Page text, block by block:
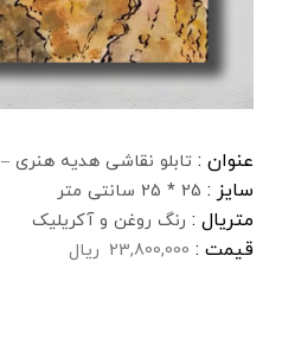
عنوان : تابلو نقاشی هدیه هنری – G0392
سایز : 25 * 25 سانتی متر
متریال : رنگ روغن و آکریلیک
قیمت : 23,800,000 ریال